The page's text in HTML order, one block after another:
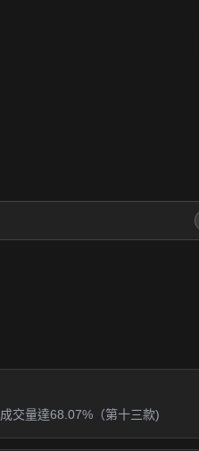
交量達68.07%（第十三款)